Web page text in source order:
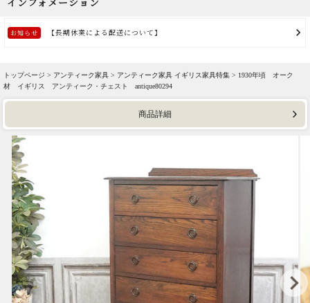
トップページ > アンティーク家具 > アンティーク家具 イギリス家具特集 > 1930年頃 オーク
材 イギリス アンティーク・チェスト antique80294
商品詳細